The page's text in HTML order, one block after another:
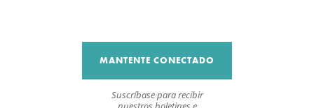
MANTENTE CONECTADO
Suscríbase para recibir